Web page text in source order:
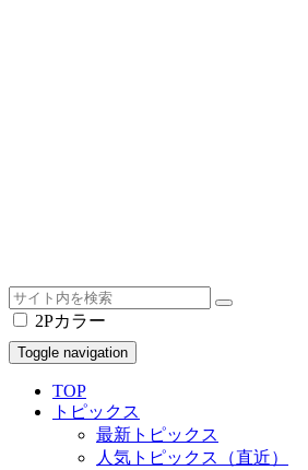
2Pカラー
Toggle navigation
TOP
トピックス
最新トピックス
人気トピックス（直近）